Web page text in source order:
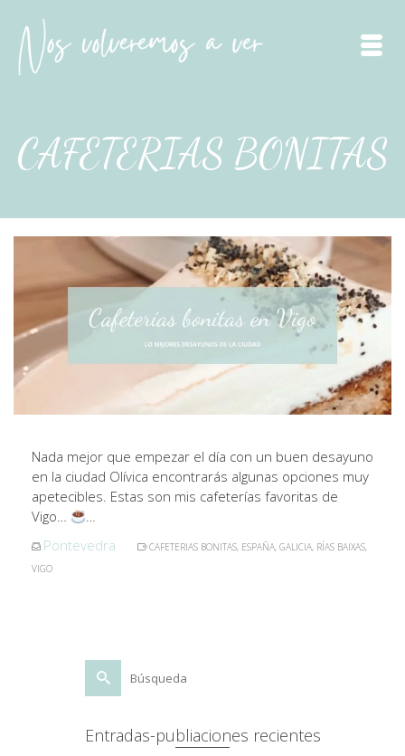
CAFETERIAS BONITAS
Nada mejor que empezar el día con un buen desayuno
en la ciudad Olívica encontrarás algunas opciones muy
apetecibles. Estas son mis cafeterías favoritas de
Vigo…
…
Pontevedra
CAFETERIAS BONITAS, ESPAÑA, GALICIA, RÍAS BAIXAS,
VIGO
Buscar
por:
Entradas-publiaciones recientes